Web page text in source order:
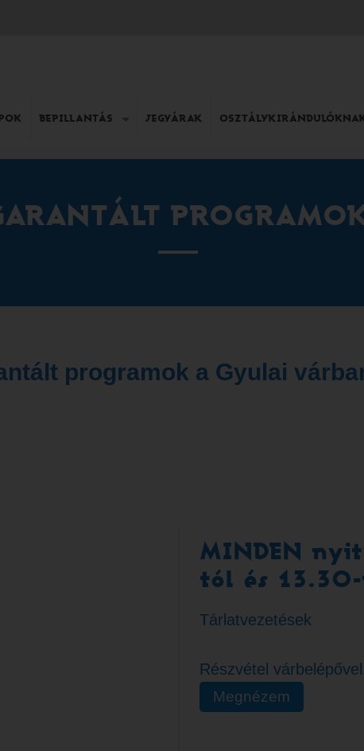
BEPILLANTÁS JEGYÁRAK
programok a Gyulai
MINDEN
tól és
Tárlatvezetések
Részvétel
Megnézem